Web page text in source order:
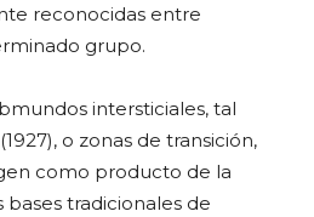
reconocidas entre
grupo.
intersticiales, tal
o zonas de transición,
como producto de la
bases tradicionales de